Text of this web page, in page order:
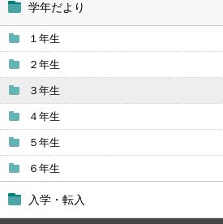
学年だより
１年生
２年生
３年生
４年生
５年生
６年生
入学・転入